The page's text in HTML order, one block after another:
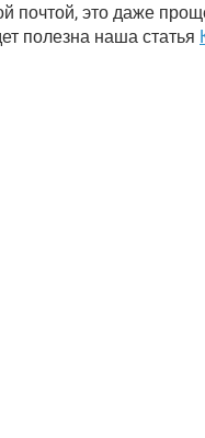
почтой, это даже
полезна наша статья